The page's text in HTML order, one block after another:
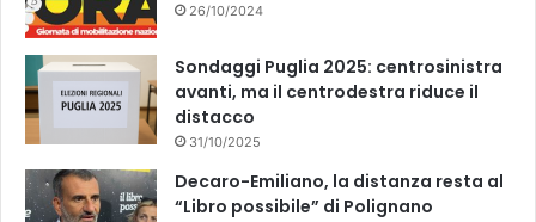
26/10/2024
Sondaggi Puglia 2025: centrosinistra
avanti, ma il centrodestra riduce il
distacco
31/10/2025
Decaro-Emiliano, la distanza resta al
“Libro possibile” di Polignano